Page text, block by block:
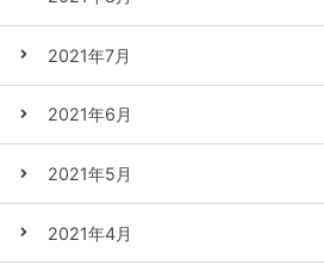
2021年7月
2021年6月
2021年5月
2021年4月